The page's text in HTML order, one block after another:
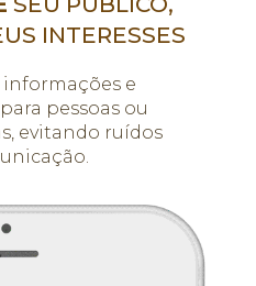
INTERESSES
e
pessoas ou
evitando ruídos